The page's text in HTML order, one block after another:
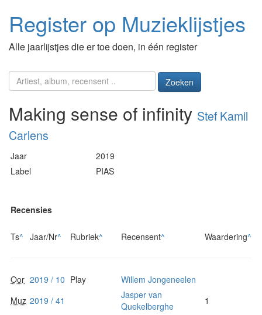
Register op Muzieklijstjes
Alle jaarlijstjes die er toe doen, in één register
Zoeken
Making sense of infinity Stef Kamil
Carlens
Jaar
2019
Label
PIAS
Recensies
Ts^ Jaar/Nr^ Rubriek^ Recensent^ Waardering^
Oor 2019 / 10 Play
Willem Jongeneelen
Muz 2019 / 41
Jasper van
Quekelberghe
1